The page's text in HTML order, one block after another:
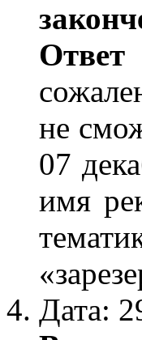
не
07
имя
Дата: